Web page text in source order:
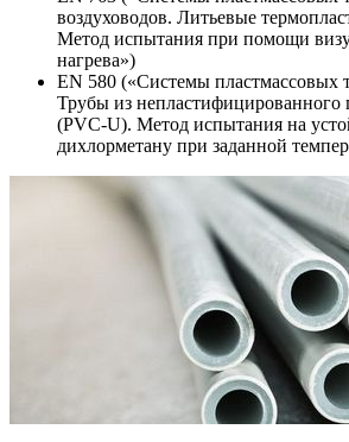
воздуховодов. Литьевые
Метод испытания при помощи
нагрева»)
EN 580 («Системы пластмассовых
Трубы из непластифицированного
(PVC-U). Метод испытания на
дихлорметану при заданной